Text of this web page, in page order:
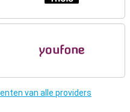
overdag als in de avond.
ultragroothoeklens voor
neem je op in maximaal
geschikt dankzij de 8-
zoals HDR en panorama
van alle providers